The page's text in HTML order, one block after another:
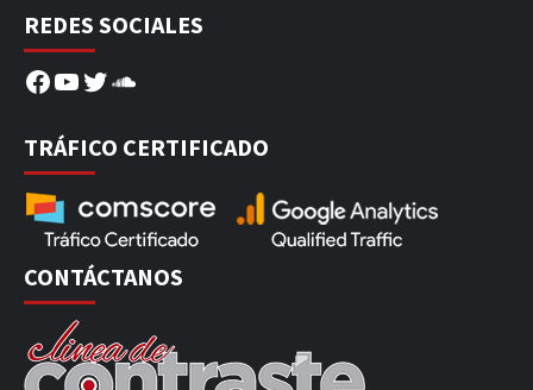
REDES SOCIALES
Facebook
YouTube
Twitter
SoundCloud
TRÁFICO CERTIFICADO
CONTÁCTANOS